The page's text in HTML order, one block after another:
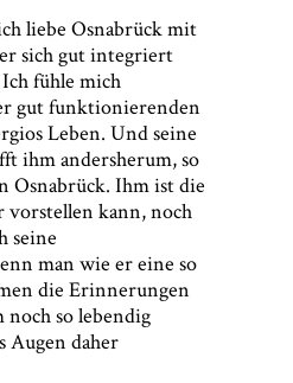
liebe Osnabrück mit
sich gut integriert
fühle mich
gut funktionierenden
Leben. Und seine
ihm andersherum, so
Osnabrück. Ihm ist die
vorstellen kann, noch
seine
man wie er eine so
die Erinnerungen
noch so lebendig
Augen daher